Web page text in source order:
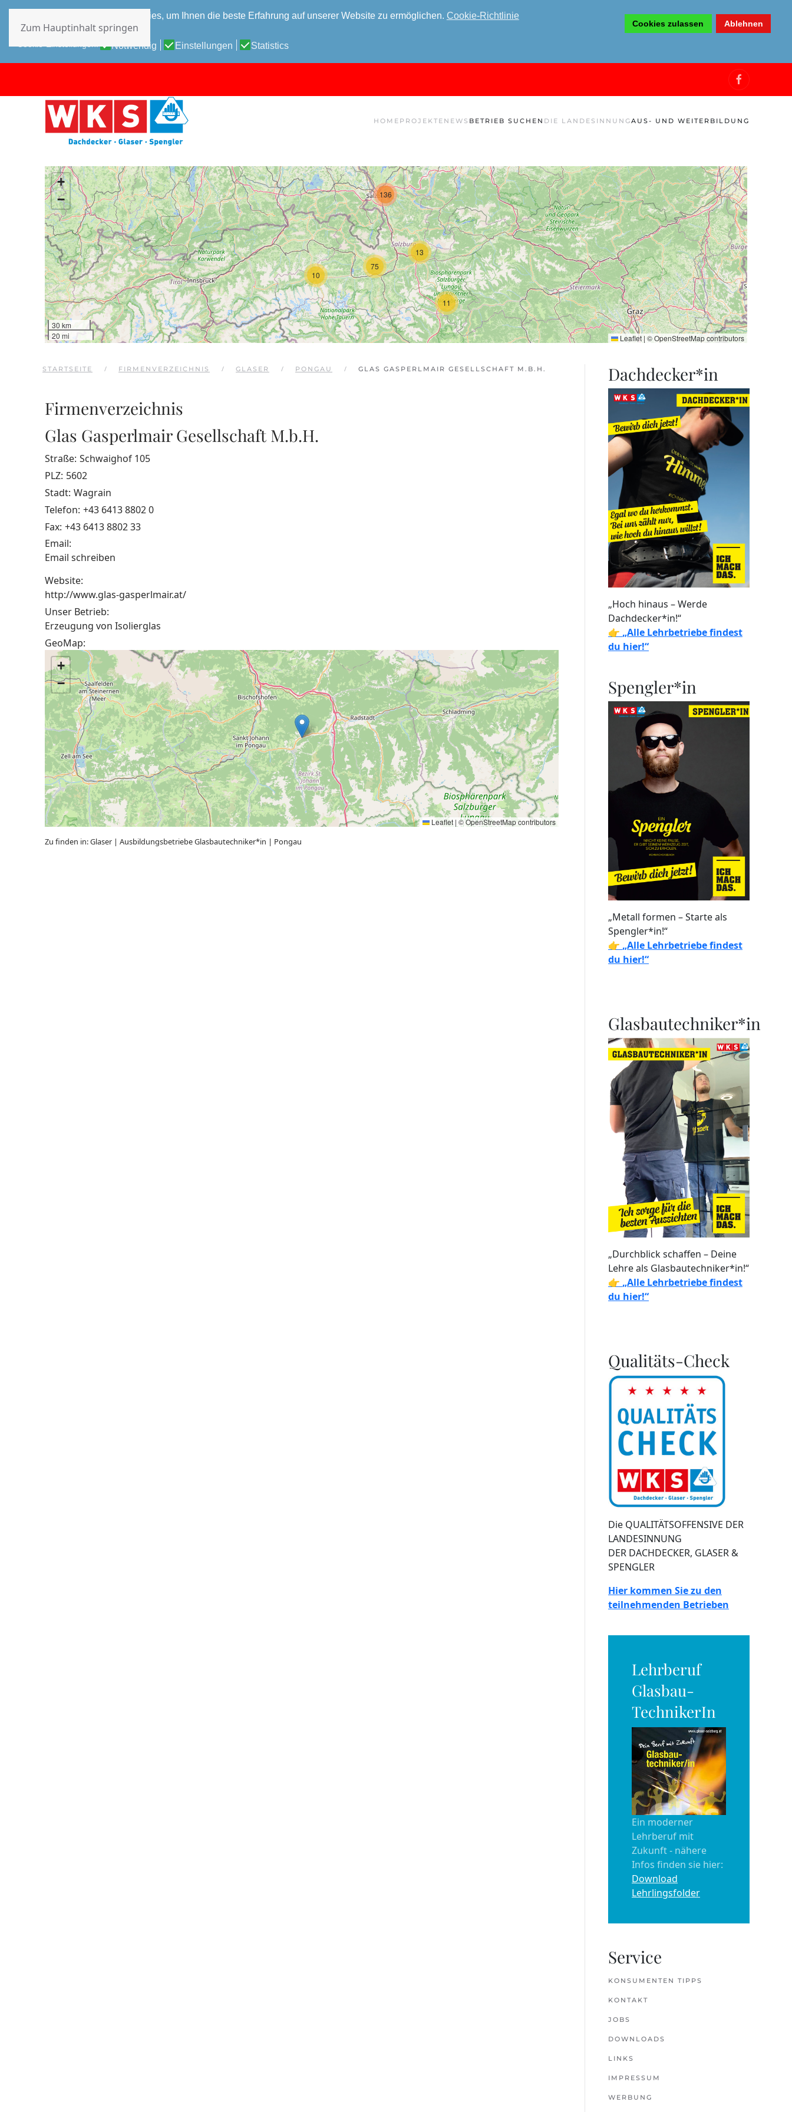
Diese Website verwendet Cookies, um Ihnen die beste Erfahrung auf unserer Website zu ermöglichen. Cookie-Richtlinie
Datenschutz-Bestimmungen
Cookies zulassen Ablehnen
Notwendig Einstellungen Statistics
Zum Hauptinhalt springen
HOME PROJEKTE NEWS BETRIEB SUCHEN DIE LANDESINNUNGAUS- UND WEITERBILDUNG
10
11
13
75
136
+
−
30 km
20 mi
Leaflet | ©OpenStreetMapcontributors
STARTSEITE FIRMENVERZEICHNIS GLASER PONGAU GLAS GASPERLMAIR GESELLSCHAFT M.B.H.
Firmenverzeichnis
Glas Gasperlmair Gesellschaft M.b.H.
Straße: Schwaighof 105
PLZ: 5602
Stadt: Wagrain
Telefon: +43 6413 8802 0
Fax: +43 6413 8802 33
Email:
Email schreiben
Website:
http://www.glas-gasperlmair.at/
Unser Betrieb:
Erzeugung von Isolierglas
GeoMap:
+
−
Leaflet | ©OpenStreetMapcontributors
Zu finden in:Glaser | Ausbildungsbetriebe Glasbautechniker*in | Pongau
Dachdecker*in
„Hoch hinaus – Werde
Dachdecker*in!“
👉 „Alle Lehrbetriebe findest
du hier!“
Spengler*in
„Metall formen – Starte als
Spengler*in!“
👉 „Alle Lehrbetriebe findest
du hier!“
Glasbautechniker*in
„Durchblick schaffen – Deine
Lehre als Glasbautechniker*in!“
👉 „Alle Lehrbetriebe findest
du hier!“
Qualitäts-Check
Die QUALITÄTSOFFENSIVE DER
LANDESINNUNG
DER DACHDECKER, GLASER &
SPENGLER
Hier kommen Sie zu den
teilnehmenden Betrieben
Lehrberuf
Glasbau-
TechnikerIn
Ein moderner
Lehrberuf mit
Zukunft - nähere
Infos finden sie hier:
Download
Lehrlingsfolder
Service
KONSUMENTEN TIPPS
KONTAKT
JOBS
DOWNLOADS
LINKS
IMPRESSUM
WERBUNG